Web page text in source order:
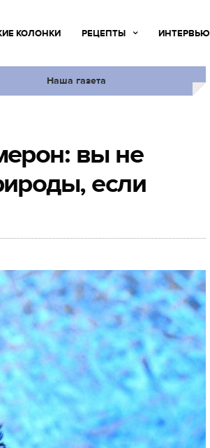
КОЛОНКИ РЕЦЕПТЫ ИНТЕРВЬЮ
Наша газета
вы не
если